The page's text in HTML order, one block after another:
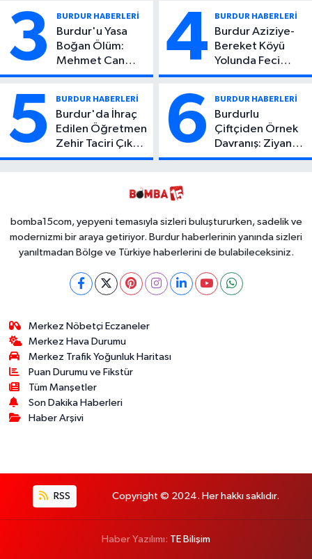
3 BURDUR HABERLERİ
Burdur'u Yasa
Boğan Ölüm:
Mehmet Can
Atıcı Genç Yaşta
4 BURDUR HABERLERİ
Burdur Aziziye-
Bereket Köyü
Yolunda Feci
Kaza: 1 Ölü, 2
5 BURDUR HABERLERİ
Burdur'da İhraç
Edilen Öğretmen
Zehir Taciri Çıktı:
Binlerce
6 BURDUR HABERLERİ
Burdurlu
Çiftçiden Örnek
Davranış: Ziyan
Olmasın Diye
Toplayabilecek
bomba15com, yepyeni temasıyla sizleri buluştururken, sadelik ve
modernizmi bir araya getiriyor. Burdur haberlerinin yanında sizleri
yanıltmadan Bölge ve Türkiye haberlerini de bulabileceksiniz.
Merkez Nöbetçi Eczaneler
Merkez Hava Durumu
Merkez Trafik Yoğunluk Haritası
Puan Durumu ve Fikstür
Tüm Manşetler
Son Dakika Haberleri
Haber Arşivi
RSS Copyright © 2024. Her hakkı saklıdır.
Haber Yazılımı: TE Bilişim